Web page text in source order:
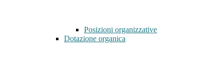
Posizioni organizzative
Dotazione organica